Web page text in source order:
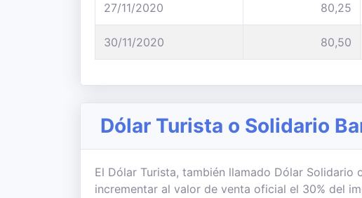
27/11/2020 80,25
30/11/2020 80,50
Dólar Turista o Solidario
El Dólar Turista, también llamado Dólar Solidario
incrementar al valor de venta oficial el 30% del